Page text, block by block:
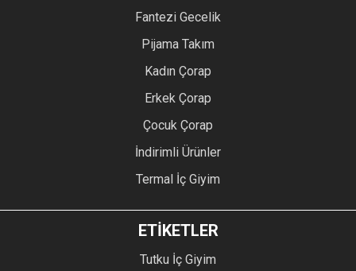
Fantezi Gecelik
Pijama Takım
Kadın Çorap
Erkek Çorap
Çocuk Çorap
İndirimli Ürünler
Termal İç Giyim
ETİKETLER
Tutku İç Giyim